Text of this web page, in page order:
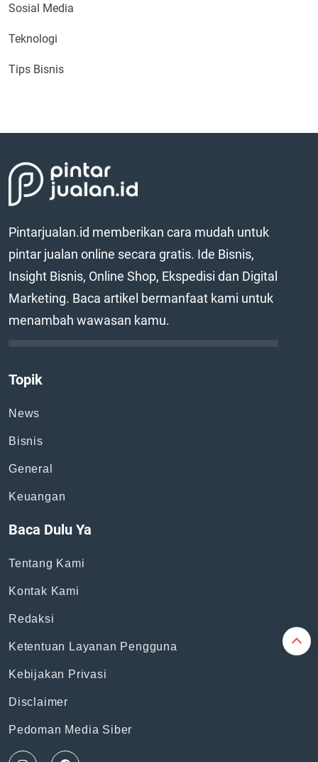
Sosial Media
Teknologi
Tips Bisnis
Pintarjualan.id memberikan cara mudah untuk
pintar jualan online secara gratis. Ide Bisnis,
Insight Bisnis, Online Shop, Ekspedisi dan Digital
Marketing. Baca artikel bermanfaat kami untuk
menambah wawasan kamu.
Topik